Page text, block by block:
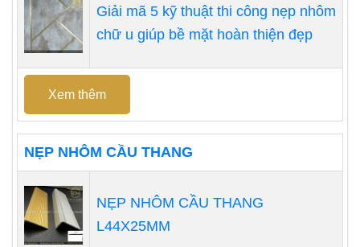
Giải mã 5 kỹ thuật thi công nẹp nhôm
chữ u giúp bề mặt hoàn thiện đẹp
Xem thêm
NẸP NHÔM CẦU THANG
NẸP NHÔM CẦU THANG
L44X25MM